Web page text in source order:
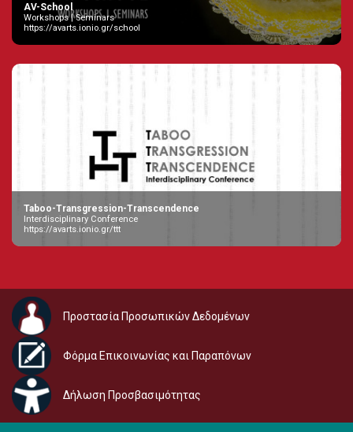
AV-School
Workshops | Seminars
https://avarts.ionio.gr/school
Taboo-Transgression-Transcendence
Interdisciplinary Conference
https://avarts.ionio.gr/ttt
Προστασία Προσωπικών Δεδομένων
Φόρμα Επικοινωνίας και Παραπόνων
Δήλωση Προσβασιμότητας